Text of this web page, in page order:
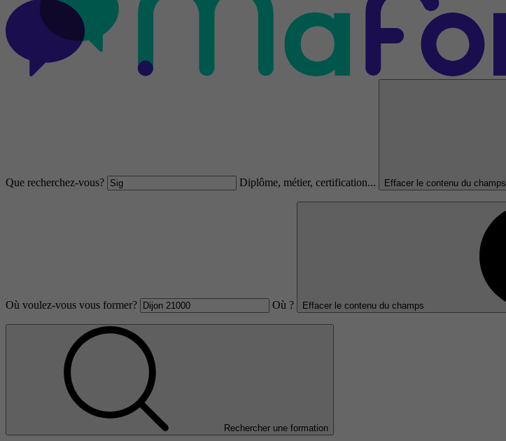
Que recherchez-vous? Diplôme, métier, certification... Effacer le contenu du champs
Où voulez-vous vous former? Où ? Effacer le contenu du champs
Rechercher une formation